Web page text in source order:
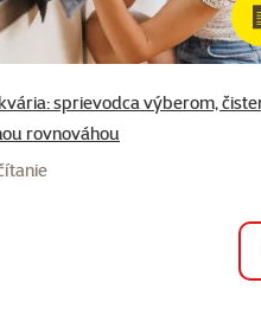
sprievodca výberom,
rovnováhou